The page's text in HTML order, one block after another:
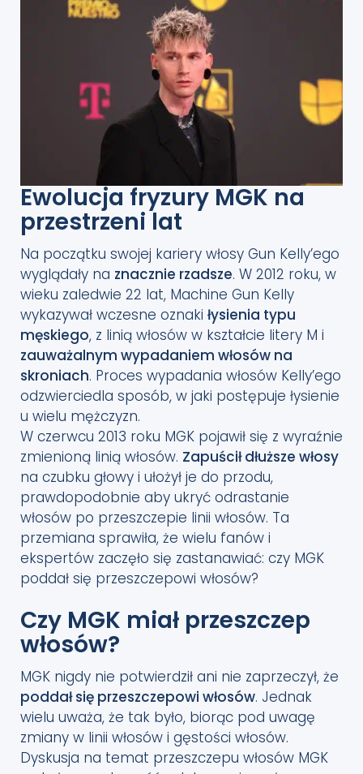
Ewolucja fryzury MGK na
przestrzeni lat
Na początku swojej kariery włosy Gun Kelly’ego
wyglądały na znacznie rzadsze. W 2012 roku, w
wieku zaledwie 22 lat, Machine Gun Kelly
wykazywał wczesne oznaki łysienia typu
męskiego, z linią włosów w kształcie litery M i
zauważalnym wypadaniem włosów na
skroniach. Proces wypadania włosów Kelly’ego
odzwierciedla sposób, w jaki postępuje łysienie
u wielu mężczyzn.
W czerwcu 2013 roku MGK pojawił się z wyraźnie
zmienioną linią włosów. Zapuścił dłuższe włosy
na czubku głowy i ułożył je do przodu,
prawdopodobnie aby ukryć odrastanie
włosów po przeszczepie linii włosów. Ta
przemiana sprawiła, że wielu fanów i
ekspertów zaczęło się zastanawiać: czy MGK
poddał się przeszczepowi włosów?
Czy MGK miał przeszczep
włosów?
MGK nigdy nie potwierdził ani nie zaprzeczył, że
poddał się przeszczepowi włosów. Jednak
wielu uważa, że tak było, biorąc pod uwagę
zmiany w linii włosów i gęstości włosów.
Dyskusja na temat przeszczepu włosów MGK